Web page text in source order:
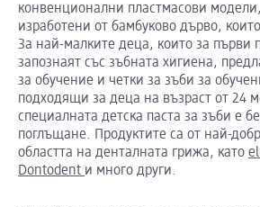
конвенционални пластмасови
изработени от бамбуково дърво,
За най-малките деца, които за първи
запознаят със зъбната хигиена,
за обучение и четки за зъби за
подходящи за деца на възраст от 24
специалната детска паста за зъби е
поглъщане. Продуктите са от най-
областта на денталната грижа, като
Dontodent и много други.